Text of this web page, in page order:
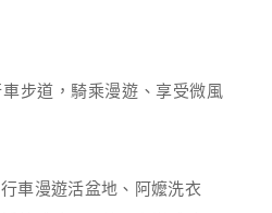
步道，騎乘漫遊、享受微風